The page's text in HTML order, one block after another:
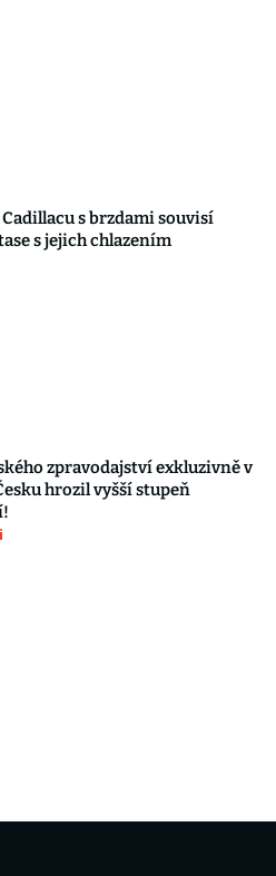
s brzdami souvisí
s jejich chlazením
zpravodajství exkluzivně v
hrozil vyšší stupeň